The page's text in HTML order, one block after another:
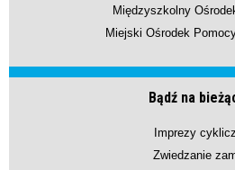
Międzyszkolny
Miejski Ośrodek
Bądź na
Imprezy
Zwiedzanie